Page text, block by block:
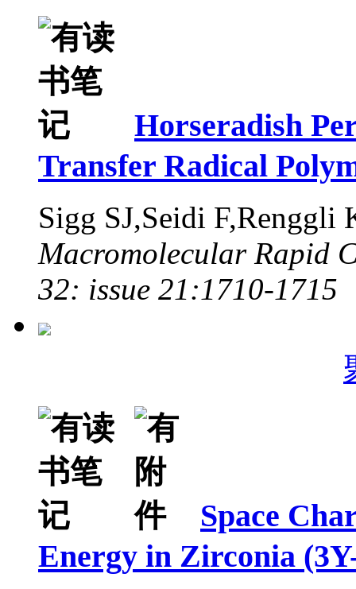
Horseradish
Transfer Radical
Sigg SJ,Seidi
Macromolecular Rapid
32: issue 21:1710-1715
Space
Energy in Zirconia